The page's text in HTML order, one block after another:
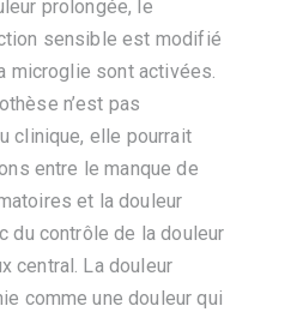
prolongée, le
sensible est modifié
microglie sont activées.
n’est pas
clinique, elle pourrait
entre le manque de
et la douleur
du contrôle de la douleur
central. La douleur
comme une douleur qui